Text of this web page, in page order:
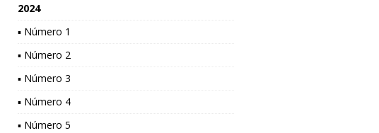
2024
▪ Número 1
▪ Número 2
▪ Número 3
▪ Número 4
▪ Número 5